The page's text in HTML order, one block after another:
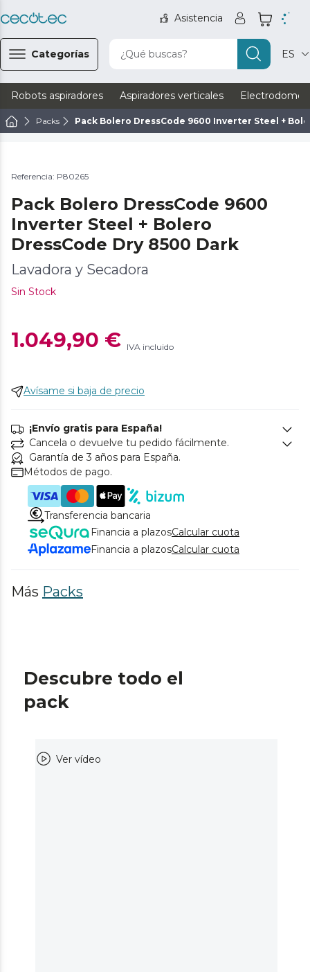
Asistencia
Categorías ¿Qué buscas? ES
Robots aspiradores Aspiradores verticales
Packs Pack Bolero DressCode 9600 Inverter Steel +
Referencia: P80265
Pack Bolero DressCode 9600
Inverter Steel + Bolero
DressCode Dry 8500 Dark
Lavadora y Secadora
Sin Stock
1.049,90 € IVA incluido
Avísame si baja de precio
¡Envío gratis para España!
Cancela o devuelve tu pedido fácilmente.
Garantía de 3 años para España.
Métodos de pago.
Transferencia bancaria
Financia a plazosCalcular cuota
Financia a plazosCalcular cuota
Más Packs
Descubre todo el
pack
Ver vídeo